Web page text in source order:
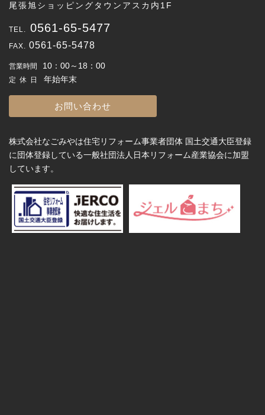
尾張旭ショッピングタウンアスカ内1F
0561-65-5477
0561-65-5478
営業時間 10：00～18：00
定休日 年始年末
お問い合わせ
株式会社なごみやは住宅リフォーム事業者団体 国土交通大臣登録
に団体登録している一般社団法人日本リフォーム産業協会に加盟
しています。